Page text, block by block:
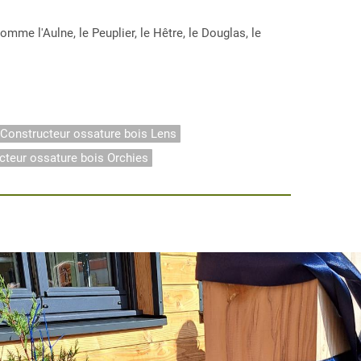
l'Aulne, le Peuplier, le Hêtre, le Douglas, le
Constructeur ossature bois Lens
ossature bois Orchies